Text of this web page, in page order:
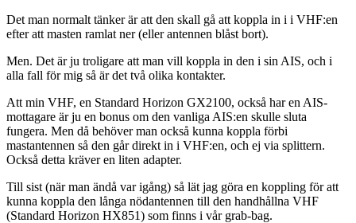
Det man normalt tänker är att den skall gå att koppla in i i VHF:en
efter att masten ramlat ner (eller antennen blåst bort).
Men. Det är ju troligare att man vill koppla in den i sin AIS, och i
alla fall för mig så är det två olika kontakter.
Att min VHF, en Standard Horizon GX2100, också har en AIS-
mottagare är ju en bonus om den vanliga AIS:en skulle sluta
fungera. Men då behöver man också kunna koppla förbi
mastantennen så den går direkt in i VHF:en, och ej via splittern.
Också detta kräver en liten adapter.
Till sist (när man ändå var igång) så lät jag göra en koppling för att
kunna koppla den långa nödantennen till den handhållna VHF
(Standard Horizon HX851) som finns i vår grab-bag.